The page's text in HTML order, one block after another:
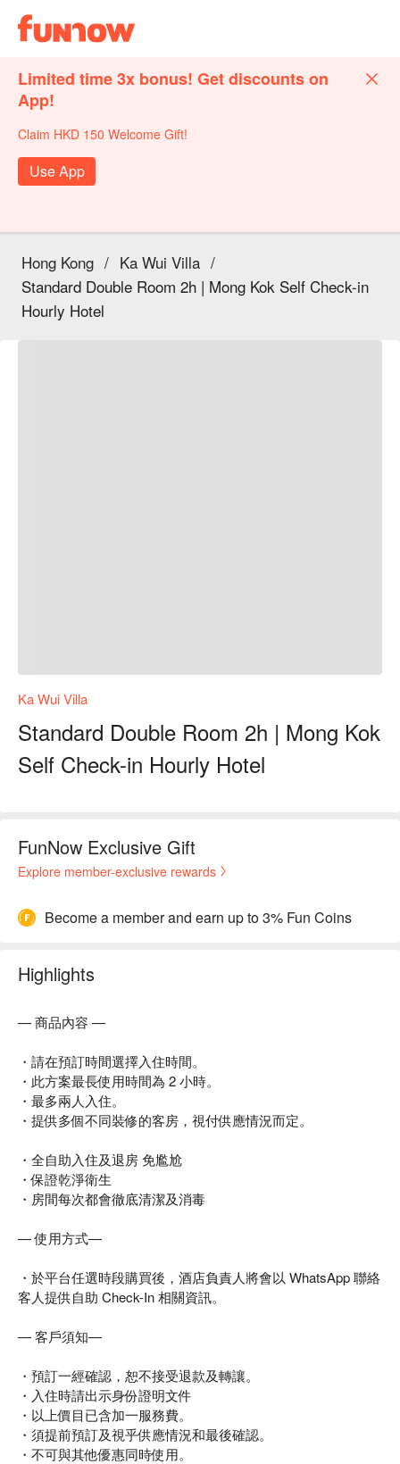
Limited time 3x bonus! Get discounts on
App!
Claim HKD 150 Welcome Gift!
Use App
Hong Kong / Ka Wui Villa /
Standard Double Room 2h | Mong Kok Self Check-in
Hourly Hotel
Ka Wui Villa
Standard Double Room 2h | Mong Kok
Self Check-in Hourly Hotel
FunNow Exclusive Gift
Explore member-exclusive rewards
Become a member and earn up to 3% Fun Coins
Highlights
— 商品內容 —
・請在預訂時間選擇入住時間。
・此方案最長使用時間為 2 小時。
・最多兩人入住。
・提供多個不同裝修的客房，視付供應情況而定。
・全自助入住及退房 免尷尬
・保證乾淨衛生
・房間每次都會徹底清潔及消毒
— 使用方式—
・於平台任選時段購買後，酒店負責人將會以 WhatsApp 聯絡
客人提供自助 Check-In 相關資訊。
— 客戶須知—
・預訂一經確認，恕不接受退款及轉讓。
・入住時請出示身份證明文件
・以上價目已含加一服務費。
・須提前預訂及視乎供應情況和最後確認。
・不可與其他優惠同時使用。